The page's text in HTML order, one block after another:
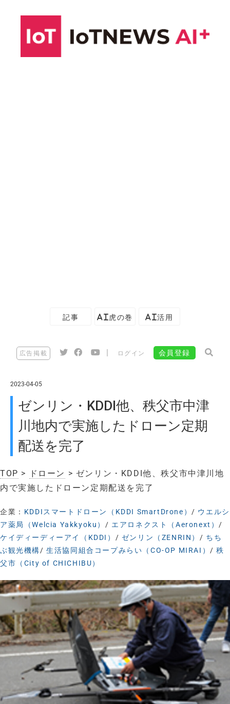
記事 AI虎の巻 AI活用
広告掲載 ログイン 会員登録
2023-04-05
ゼンリン・KDDI他、秩父市中津
川地内で実施したドローン定期
配送を完了
TOP > ドローン > ゼンリン・KDDI他、秩父市中津川地
内で実施したドローン定期配送を完了
企業： KDDIスマートドローン（KDDI SmartDrone）/ ウエルシ
ア薬局（Welcia Yakkyoku） / エアロネクスト（Aeronext）/
ケイディーディーアイ（KDDI） / ゼンリン（ZENRIN）/ ちち
ぶ観光機構/生活協同組合コープみらい（CO-OP MIRAI）/秩
父市（City of CHICHIBU）